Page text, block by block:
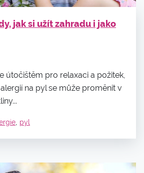
jak si užít zahradu i jako
útočištěm pro relaxaci a požitek,
na pyl se může proměnit v
, pyl